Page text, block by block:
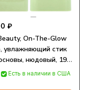
₽
On-The-Glow
увлажняющий стик
нюдовый, 19 г
Есть в наличии в США